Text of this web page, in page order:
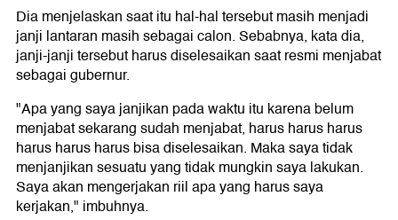
Dia menjelaskan saat itu hal-hal tersebut masih menjadi
janji lantaran masih sebagai calon. Sebabnya, kata dia,
janji-janji tersebut harus diselesaikan saat resmi menjabat
sebagai gubernur.
"Apa yang saya janjikan pada waktu itu karena belum
menjabat sekarang sudah menjabat, harus harus harus
harus harus harus bisa diselesaikan. Maka saya tidak
menjanjikan sesuatu yang tidak mungkin saya lakukan.
Saya akan mengerjakan riil apa yang harus saya
kerjakan," imbuhnya.